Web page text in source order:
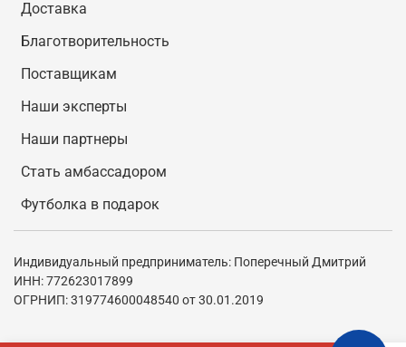
Доставка
Благотворительность
Поставщикам
Наши эксперты
Наши партнеры
Стать амбассадором
Футболка в подарок
Индивидуальный предприниматель: Поперечный Дмитрий
ИНН: 772623017899
ОГРНИП: 319774600048540 от 30.01.2019